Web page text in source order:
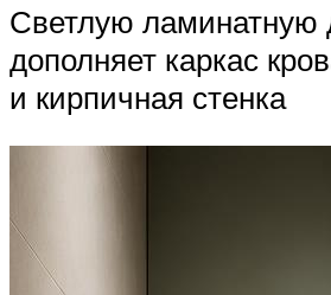
Светлую ламинатную
дополняет каркас
и кирпичная стенка